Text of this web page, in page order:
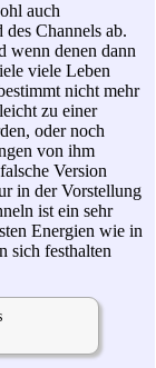
auch
Channels ab.
wenn denen dann
viele Leben
nicht mehr
zu einer
oder noch
von ihm
Version
in der Vorstellung
ist ein sehr
Energien wie in
sich festhalten